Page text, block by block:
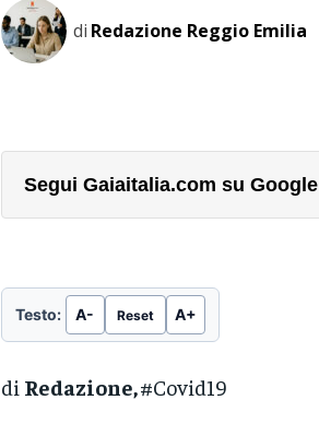
di Redazione Reggio Emilia
Segui Gaiaitalia.com su Google
Testo: A- Reset A+
di Redazione,#Covid19